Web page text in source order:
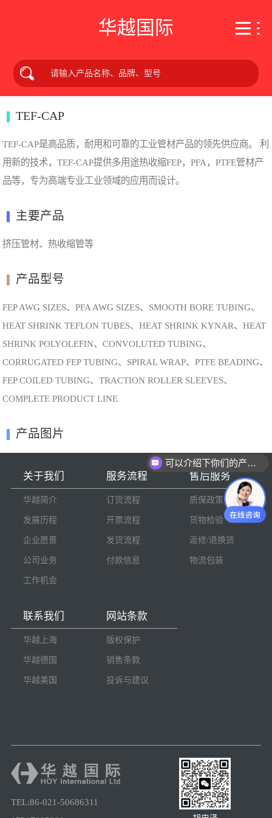
华越国际
TEF-CAP
TEF-CAP是高品质，耐用和可靠的工业管材产品的领先供应商。 利
用新的技术，TEF-CAP提供多用途热收缩FEP，PFA，PTFE管材产
品等，专为高端专业工业领域的应用而设计。
主要产品
挤压管材、热收缩管等
产品型号
FEP AWG SIZES、PFA AWG SIZES、SMOOTH BORE TUBING、
HEAT SHRINK TEFLON TUBES、HEAT SHRINK KYNAR、HEAT
SHRINK POLYOLEFIN、CONVOLUTED TUBING、
CORRUGATED FEP TUBING、SPIRAL WRAP、PTFE BEADING、
FEP COILED TUBING、TRACTION ROLLER SLEEVES、
COMPLETE PRODUCT LINE
产品图片
关于我们
华越简介
发展历程
企业愿景
公司业务
工作机会
服务流程
订货流程
开票流程
发货流程
付款信息
售后服务
质保政策
货物检验
返修/退换货
物流包装
联系我们
华越上海
华越德国
华越美国
网站条款
版权保护
销售条款
投诉与建议
TEL:86-021-50686311
可以介绍下你们的产品么